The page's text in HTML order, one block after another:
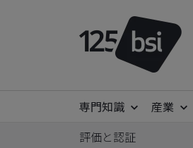
専門知識 産業
評価と認証